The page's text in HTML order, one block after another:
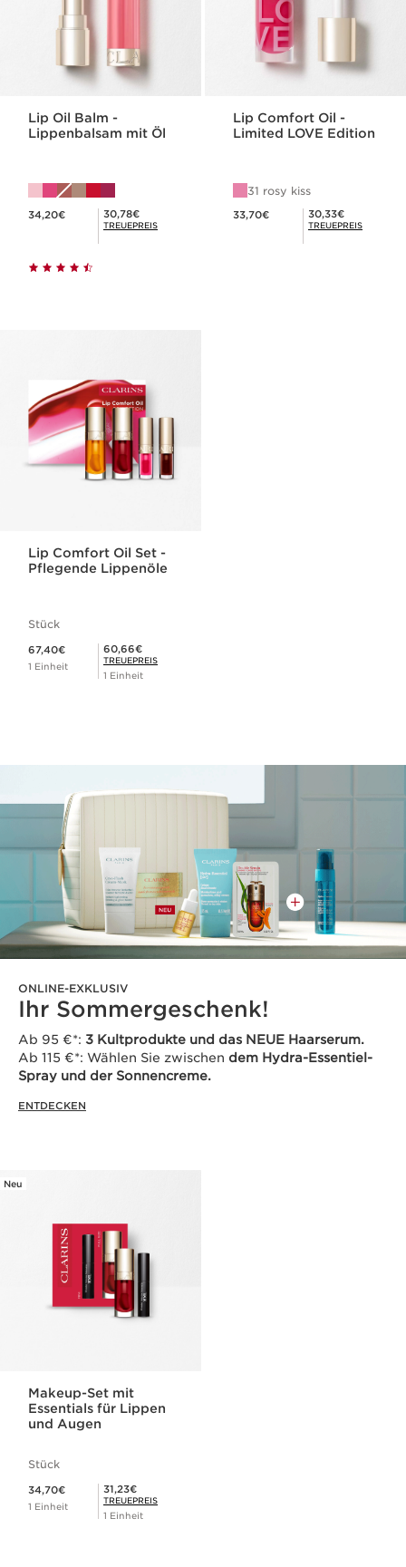
Lip Oil Balm -
Lippenbalsam mit Öl
34,20€ Mitgliederpreis 30,78€
30,78€
TREUEPREIS
Lip Comfort Oil -
Limited LOVE Edition
31 rosy kiss
33,70€ Mitgliederpreis 30,33€
30,33€
TREUEPREIS
Lip Comfort Oil Set -
Pflegende Lippenöle
Stück
67,40€
1 Einheit
Mitgliederpreis 60,66€
60,66€
TREUEPREIS
1 Einheit
ONLINE-EXKLUSIV
Ihr Sommergeschenk!
Ab 95 €*: 3 Kultprodukte und das NEUE Haarserum.
Ab 115 €*: Wählen Sie zwischen dem Hydra-Essentiel-
Spray und der Sonnencreme.
ENTDECKEN
Neu
Makeup-Set mit
Essentials für Lippen
und Augen
Stück
34,70€
1 Einheit
Mitgliederpreis 31,23€
31,23€
TREUEPREIS
1 Einheit